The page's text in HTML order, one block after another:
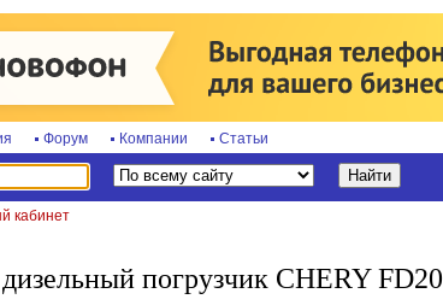
Форум Компании Статьи
кабинет
погрузчик CHERY FD20